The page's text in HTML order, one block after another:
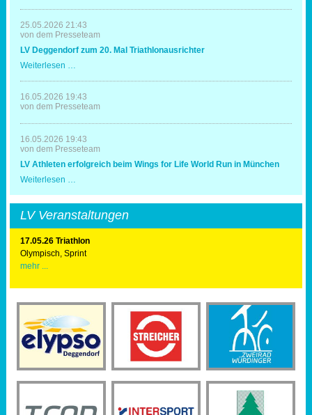
Triathleten
in
Erding
Spaß
Erfolg
25.05.2026 21:43
von dem Presseteam
LV Deggendorf zum 20. Mal Triathlonausrichter
Weiterlesen …
zum
20.
Mal
16.05.2026 19:43
von dem Presseteam
16.05.2026 19:43
von dem Presseteam
LV Athleten erfolgreich beim Wings for Life World Run in München
Weiterlesen …
beim
Wings
for
Life
Run
LV Veranstaltungen
17.05.26 Triathlon
Olympisch, Sprint
mehr ...